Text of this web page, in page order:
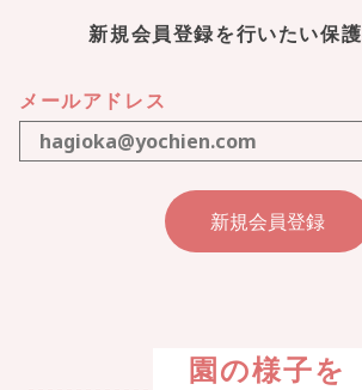
新規会員登録を行いたい保
メールアドレス
園の様子を